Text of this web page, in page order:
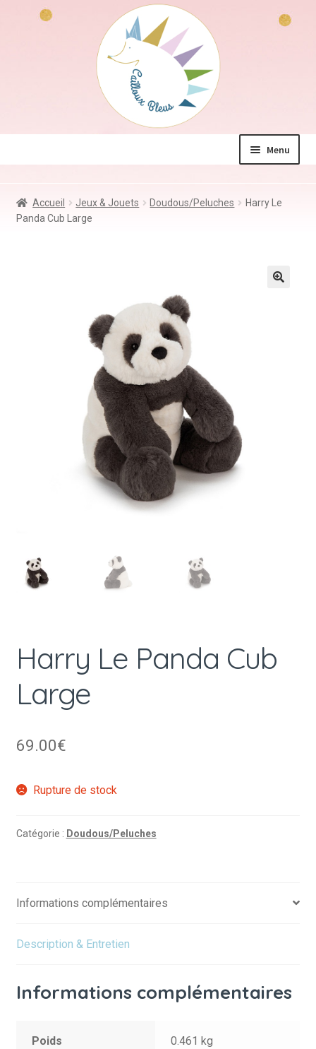
Menu
Jeux & Jouets
Accueil Jeux & Jouets Doudous/Peluches
Harry Le
Panda Cub Large
Harry Le Panda Cub
Large
69.00€
Rupture de stock
Catégorie : Doudous/Peluches
Informations complémentaires
Description & Entretien
Informations complémentaires
Poids 0.461 kg